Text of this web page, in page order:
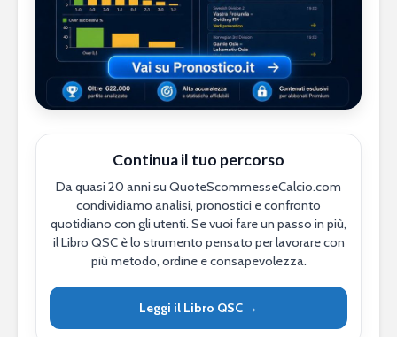
Continua il tuo percorso
Da quasi 20 anni su QuoteScommesseCalcio.com
condividiamo analisi, pronostici e confronto
quotidiano con gli utenti. Se vuoi fare un passo in più,
il Libro QSC è lo strumento pensato per lavorare con
più metodo, ordine e consapevolezza.
Leggi il Libro QSC →